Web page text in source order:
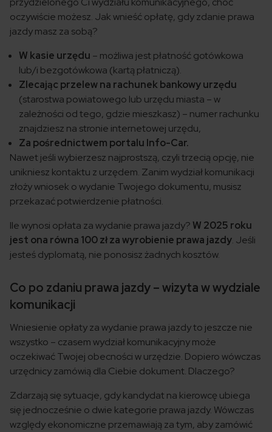
oczywiście możesz. Jak wnieść opłatę, gdy zdanie prawa
jazdy masz za sobą?
W kasie urzędu – możliwa jest płatność gotówkowa
lub/i bezgotówkowa (kartą płatniczą).
Zlecając przelew na rachunek bankowy urzędu
(starostwa powiatowego lub urzędu miasta – w
zależności od tego, gdzie mieszkasz) – numer rachunku
znajdziesz na stronie internetowej urzędu,
Za pośrednictwem portalu Info-Car.
Nawet jeśli wybierzesz najprostszą, czyli trzecią opcję, nie
unikniesz kontaktu z urzędem. Zanim wydział komunikacji
złoży wniosek o wydanie Twojego dokumentu, musisz
przekazać potwierdzenie płatności.
Ile wynosi opłata za wydanie prawa jazdy? W 2025 roku
jest ona równa 100 zł za wyrobienie prawa jazdy. Jeśli
jesteś dyplomatą, nie ponosisz żadnych kosztów.
Co po zdaniu prawa jazdy – wizyta w wydziale
komunikacji
Wniesienie opłaty za wydanie prawa jazdy to jeszcze nie
wszystko – czasem wydział komunikacyjny może
oczekiwać Twojej obecności w urzędzie. Dopiero wówczas
urzędnicy zamówią dla Ciebie dokument. Dlaczego?
Zdarzają się sytuacje, gdy kandydat na kierowcę ubiega
się jednocześnie o dwie kategorie prawa jazdy. Wówczas
względy ekonomiczne przemawiają za tym, aby zamówić